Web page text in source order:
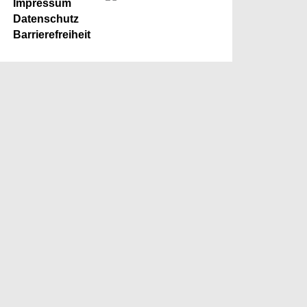
Impressum
Datenschutz
Barrierefreiheit